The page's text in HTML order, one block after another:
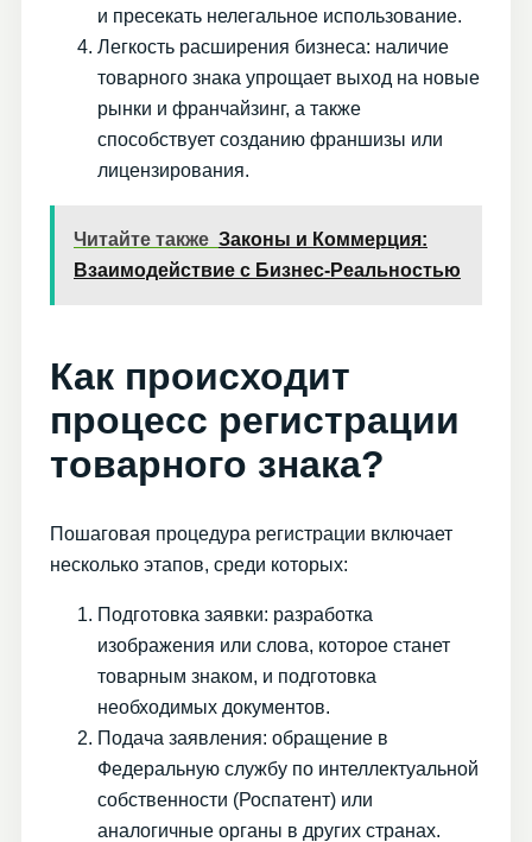
и пресекать нелегальное использование.
Легкость расширения бизнеса: наличие
товарного знака упрощает выход на новые
рынки и франчайзинг, а также
способствует созданию франшизы или
лицензирования.
Читайте также Законы и Коммерция:
Взаимодействие с Бизнес-Реальностью
Как происходит
процесс регистрации
товарного знака?
Пошаговая процедура регистрации включает
несколько этапов, среди которых:
Подготовка заявки: разработка
изображения или слова, которое станет
товарным знаком, и подготовка
необходимых документов.
Подача заявления: обращение в
Федеральную службу по интеллектуальной
собственности (Роспатент) или
аналогичные органы в других странах.